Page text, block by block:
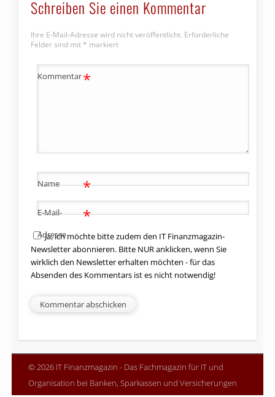
Schreiben Sie einen Kommentar
Ihre E-Mail-Adresse wird nicht veröffentlicht. Erforderliche
Felder sind mit * markiert
Kommentar*
Name *
E-Mail-
Adresse
*
Ja, ich möchte bitte zudem den IT Finanzmagazin-
Newsletter abonnieren. Bitte NUR anklicken, wenn Sie
wirklich den Newsletter erhalten möchten - für das
Absenden des Kommentars ist es nicht notwendig!
© 2026 IT Finanzmagazin - Das Fachmagazin für IT und
Organisation bei Banken, Sparkassen und Versicherungen